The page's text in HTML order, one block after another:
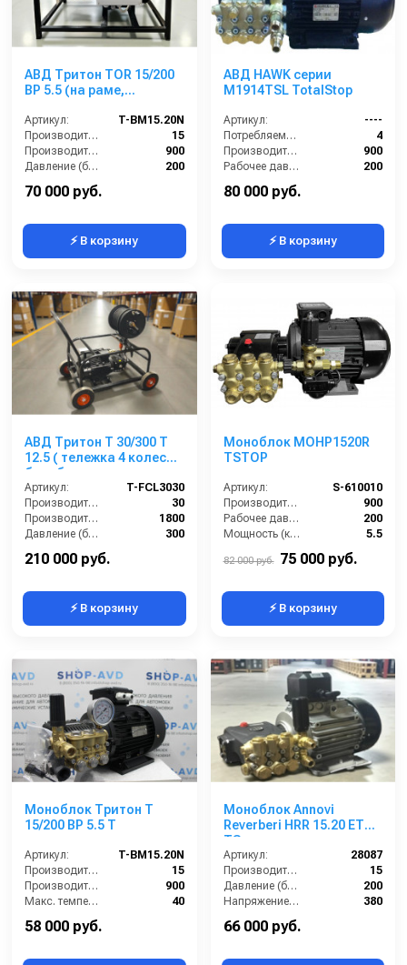
АВД Тритон TOR 15/200
ВР 5.5 (на раме,
теплозащитой)
Артикул:
T-BM15.20N
Производительность (л/мин):
15
Производительность (л/ч):
900
Давление (бар):
200
70 000 руб.
⚡ В корзину
АВД HAWK серии
M1914TSL TotalStop
Артикул:
----
Потребляемая мощность (кВт):
4
Производительность (л/ч):
900
Рабочее давление (бар):
200
80 000 руб.
⚡ В корзину
АВД Тритон T 30/300 T
12.5 ( тележка 4 колеса,
барабан, манометр,
электрика с
теплозащитой)
Артикул:
T-FCL3030
Производительность (л/мин):
30
Производительность (л/ч):
1800
Давление (бар):
300
210 000 руб.
⚡ В корзину
Моноблок MOHP1520R
TSTOP
Артикул:
S-610010
Производительность (л/ч):
900
Рабочее давление (бар):
200
Мощность (кВт):
5.5
82 000 руб. 75 000 руб.
⚡ В корзину
Моноблок Тритон T
15/200 BP 5.5 T
Артикул:
T-BM15.20N
Производительность (л/мин):
15
Производительность (л/ч):
900
Макс. температура воды на входе (°C):
40
Обороты двигателя (об/мин):
58 000 руб.
Моноблок Annovi
Reverberi HRR 15.20 ET
TS
Артикул:
28087
Производительность (л/мин):
15
Давление (бар):
200
Напряжение (В):
380
Мощность (кВт):
66 000 руб.